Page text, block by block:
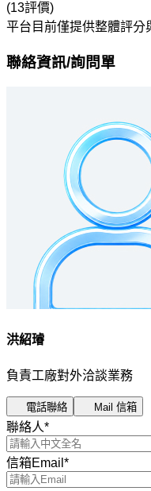
(13評價)
平台目前僅提供整體評分
聯絡資訊/詢問單
洪紹璿
負責工廠對外洽談業務
電話聯絡 Mail 信箱
聯絡人*
信箱Email *